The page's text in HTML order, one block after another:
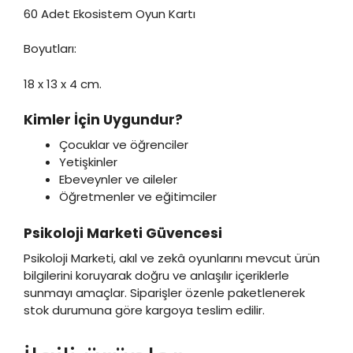
60 Adet Ekosistem Oyun Kartı
Boyutları:
18 x 13 x 4 cm.
Kimler İçin Uygundur?
Çocuklar ve öğrenciler
Yetişkinler
Ebeveynler ve aileler
Öğretmenler ve eğitimciler
Psikoloji Marketi Güvencesi
Psikoloji Marketi, akıl ve zekâ oyunlarını mevcut ürün
bilgilerini koruyarak doğru ve anlaşılır içeriklerle
sunmayı amaçlar. Siparişler özenle paketlenerek
stok durumuna göre kargoya teslim edilir.